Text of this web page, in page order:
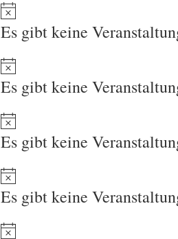
Es gibt keine
Es gibt keine
Es gibt keine
Es gibt keine